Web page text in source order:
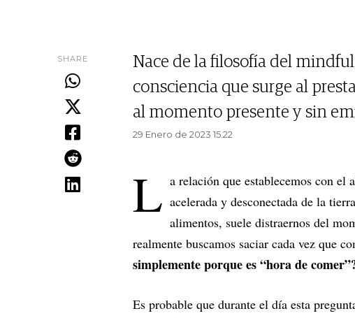
SHARE
Nace de la filosofía del
consciencia que surge al
al momento presente y sin
29 Enero de 2023 15.22
L a relación que establecemos con
acelerada y desconectada de la
alimentos, suele distraernos del
realmente buscamos saciar cada vez que
simplemente porque es “hora de
Es probable que durante el día esta